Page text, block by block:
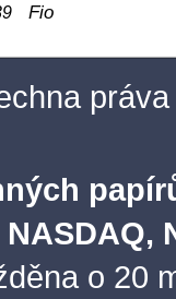
Fio
práva
NASDAQ,
o 20